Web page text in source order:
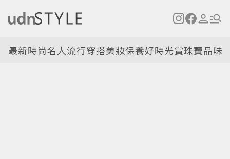
最新時尚名人流行穿搭美妝保養好時光賞珠寶品味